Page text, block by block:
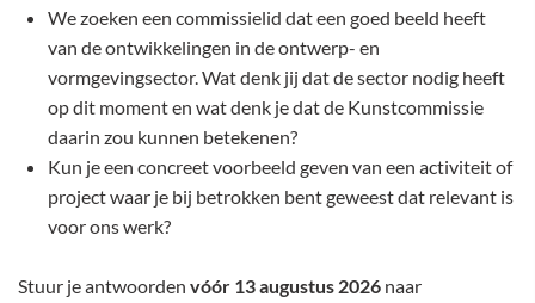
We zoeken een commissielid dat een goed beeld heeft
van de ontwikkelingen in de ontwerp- en
vormgevingsector. Wat denk jij dat de sector nodig heeft
op dit moment en wat denk je dat de Kunstcommissie
daarin zou kunnen betekenen?
Kun je een concreet voorbeeld geven van een activiteit of
project waar je bij betrokken bent geweest dat relevant is
voor ons werk?
Stuur je antwoorden vóór 13 augustus 2026 naar